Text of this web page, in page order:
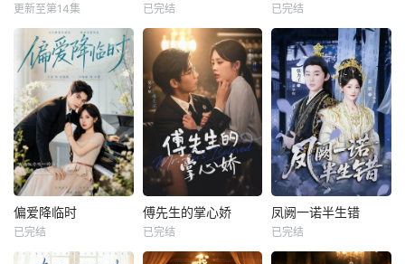
更新至第14集 已完结 已完结
偏爱降临时
已完结
傅先生的掌心娇
已完结
凤阙一诺半生错
已完结